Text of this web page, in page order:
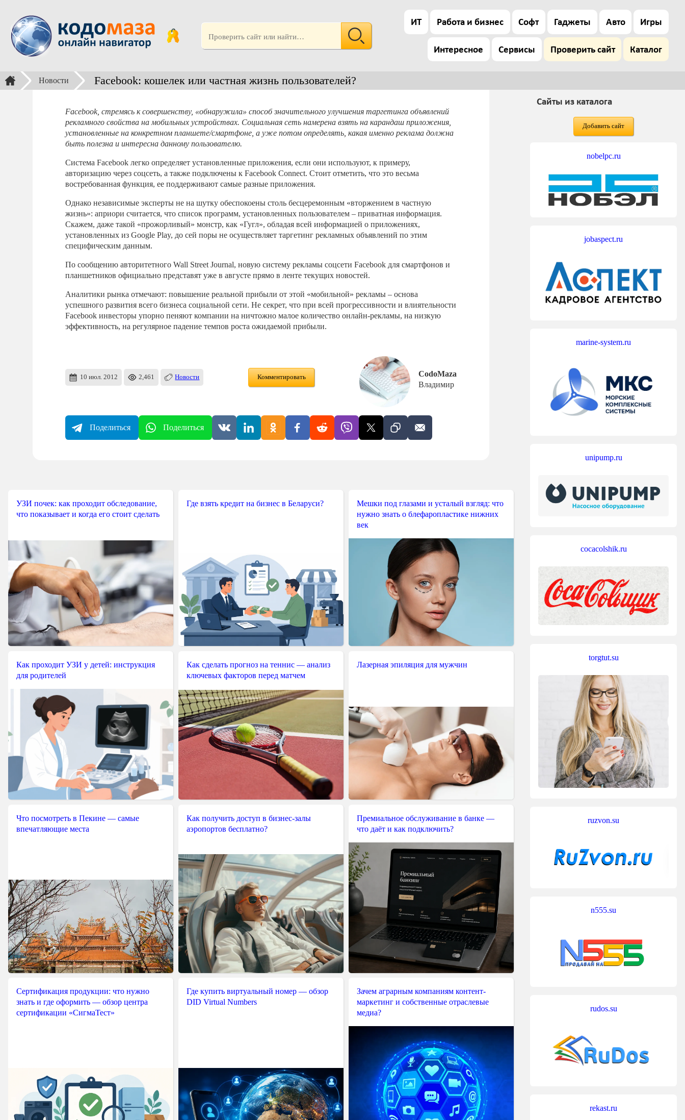
ИТ Работа и бизнес Софт Гаджеты Авто Игры
Интересное Сервисы Проверить сайт Каталог
Новости Facebook: кошелек или частная жизнь пользователей?
Facebook, стремясь к совершенству, «обнаружила» способ значительного улучшения таргетинга объявлений
рекламного свойства на мобильных устройствах. Социальная сеть намерена взять на карандаш приложения,
установленные на конкретном планшете/смартфоне, а уже потом определять, какая именно реклама должна
быть полезна и интересна данному пользователю.
Система Facebook легко определяет установленные приложения, если они используют, к примеру,
авторизацию через соцсеть, а также подключены к Facebook Connect. Стоит отметить, что это весьма
востребованная функция, ее поддерживают самые разные приложения.
Однако независимые эксперты не на шутку обеспокоены столь бесцеремонным «вторжением в частную
жизнь»: априори считается, что список программ, установленных пользователем – приватная информация.
Скажем, даже такой «прожорливый» монстр, как «Гугл», обладая всей информацией о приложениях,
установленных из Google Play, до сей поры не осуществляет таргетинг рекламных объявлений по этим
специфическим данным.
По сообщению авторитетного Wall Street Journal, новую систему рекламы соцсети Facebook для смартфонов и
планшетников официально представят уже в августе прямо в ленте текущих новостей.
Аналитики рынка отмечают: повышение реальной прибыли от этой «мобильной» рекламы – основа
успешного развития всего бизнеса социальной сети. Не секрет, что при всей прогрессивности и влиятельности
Facebook инвесторы упорно пеняют компании на ничтожно малое количество онлайн-рекламы, на низкую
эффективность, на регулярное падение темпов роста ожидаемой прибыли.
10 июл. 2012 2,461 Новости Комментировать
CodoMaza
Владимир
Поделиться Поделиться
УЗИ почек: как проходит обследование,
что показывает и когда его стоит сделать
Где взять кредит на бизнес в Беларуси?
Мешки под глазами и усталый взгляд: что
нужно знать о блефаропластике нижних
век
Как проходит УЗИ у детей: инструкция
для родителей
Как сделать прогноз на теннис — анализ
ключевых факторов перед матчем
Лазерная эпиляция для мужчин
Что посмотреть в Пекине — самые
впечатляющие места
Как получить доступ в бизнес-залы
аэропортов бесплатно?
Премиальное обслуживание в банке —
что даёт и как подключить?
Сертификация продукции: что нужно
знать и где оформить — обзор центра
сертификации «СигмаТест»
Где купить виртуальный номер — обзор
DID Virtual Numbers
Зачем аграрным компаниям контент-
маркетинг и собственные отраслевые
медиа?
Сайты из каталога
Добавить сайт
nobelpc.ru
jobaspect.ru
marine-system.ru
unipump.ru
cocacolshik.ru
torgtut.su
ruzvon.su
n555.su
rudos.su
rekast.ru